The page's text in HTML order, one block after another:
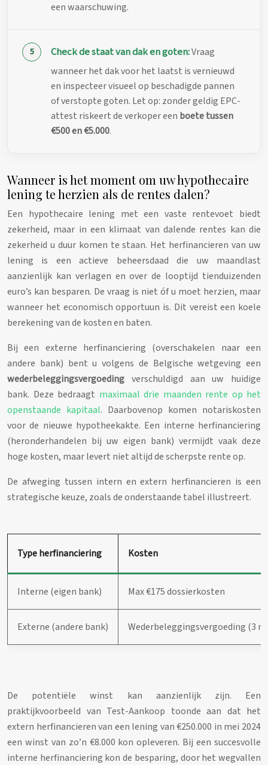
een waarschuwing.
Check de staat van dak en goten:Vraag
wanneer het dak voor het laatst is vernieuwd
en inspecteer visueel op beschadigde pannen
of verstopte goten. Let op: zonder geldig EPC-
attest riskeert de verkoper een boete tussen
€500 en €5.000.
Wanneer is het moment om uw hypothecaire
lening te herzien als de rentes dalen?
Een hypothecaire lening met een vaste rentevoet biedt
zekerheid, maar in een klimaat van dalende rentes kan die
zekerheid u duur komen te staan. Het herfinancieren van uw
lening is een actieve beheersdaad die uw maandlast
aanzienlijk kan verlagen en over de looptijd tienduizenden
euro’s kan besparen. De vraag is niet óf u moet herzien, maar
wanneer het economisch opportuun is. Dit vereist een koele
berekening van de kosten en baten.
Bij een externe herfinanciering (overschakelen naar een
andere bank) bent u volgens de Belgische wetgeving een
wederbeleggingsvergoeding verschuldigd aan uw huidige
bank. Deze bedraagt maximaal drie maanden rente op het
openstaande kapitaal. Daarbovenop komen notariskosten
voor de nieuwe hypotheekakte. Een interne herfinanciering
(heronderhandelen bij uw eigen bank) vermijdt vaak deze
hoge kosten, maar levert niet altijd de scherpste rente op.
De afweging tussen intern en extern herfinancieren is een
strategische keuze, zoals de onderstaande tabel illustreert.
Type herfinanciering Kosten
Interne (eigen bank) Max €175 dossierkosten
Externe (andere bank) Wederbeleggingsvergoeding (3
De potentiële winst kan aanzienlijk zijn. Een
praktijkvoorbeeld van Test-Aankoop toonde aan dat het
extern herfinancieren van een lening van €250.000 in mei 2024
een winst van zo’n €8.000 kon opleveren. Bij een succesvolle
interne herfinanciering kon de besparing, door het wegvallen